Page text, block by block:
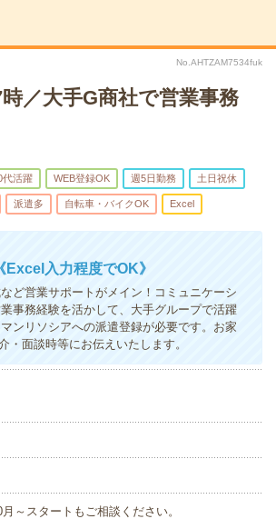
No.AHTZAM7534fuk
／大手G商社で営業事務
代活躍 WEB登録OK 週5日勤務 土日祝休
派遣多 自転車・バイクOK Excel
Excel入力程度でOK》
ど営業サポートがメイン！コミュニケーシ
事務経験を活かして、大手グループで活躍
ンリソシアへの派遣登録が必要です。お家
面談時等にお伝えいたします。
スタートもご相談ください。